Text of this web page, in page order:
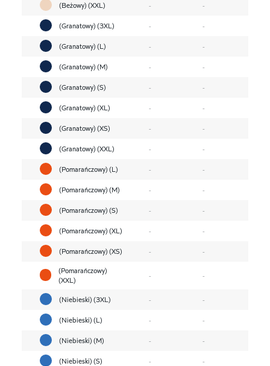
(Beżowy) (XXL)
-
-
(Granatowy) (3XL)
-
-
(Granatowy) (L)
-
-
(Granatowy) (M)
-
-
(Granatowy) (S)
-
-
(Granatowy) (XL)
-
-
(Granatowy) (XS)
-
-
(Granatowy) (XXL)
-
-
(Pomarańczowy) (L)
-
-
(Pomarańczowy) (M)
-
-
(Pomarańczowy) (S)
-
-
(Pomarańczowy) (XL)
-
-
(Pomarańczowy) (XS)
-
-
(Pomarańczowy)
(XXL)
- -
(Niebieski) (3XL) -
-
(Niebieski) (L)
-
-
(Niebieski) (M)
-
-
(Niebieski) (S)
-
-